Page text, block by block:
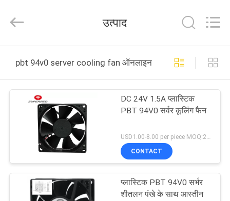
उत्पादों
हमारे
Electronics
Co.,Ltd.
Reserved.
उत्पाद
pbt 94v0 server cooling fan ऑनलाइन निर्माण
DC 24V 1.5A प्लास्टिक
PBT 94V0 सर्वर कूलिंग फैन
USD1.00-8.00 per piece MOQ:2000 पीसी
CONTACT
प्लास्टिक PBT 94V0 सर्भर
शीतलन पंखे के साथ आस्तीन